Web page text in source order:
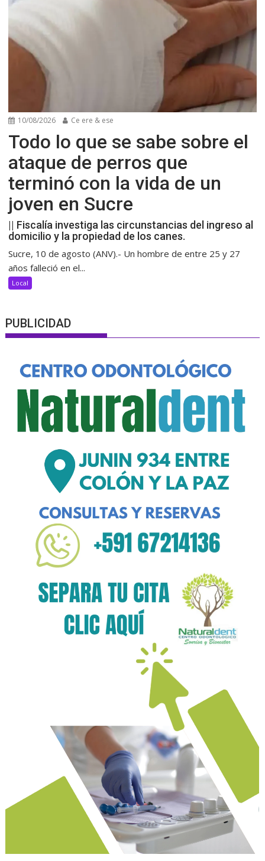
10/08/2026 Ce ere & ese
Todo lo que se sabe sobre el
ataque de perros que
terminó con la vida de un
joven en Sucre
|| Fiscalía investiga las circunstancias del ingreso al
domicilio y la propiedad de los canes.
Sucre, 10 de agosto (ANV).- Un hombre de entre 25 y 27
años falleció en el...
Local
PUBLICIDAD